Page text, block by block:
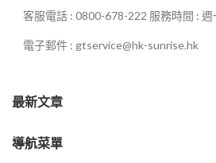
客服電話 : 0800-678-222 服務時間 :
電子郵件 : gtservice@hk-sunrise.hk
最新文章
導航菜單